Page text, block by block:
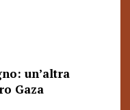
un’altra
Gaza